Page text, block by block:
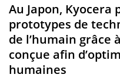
Au Japon,
prototypes de
de l’humain grâce
conçue afin
humaines